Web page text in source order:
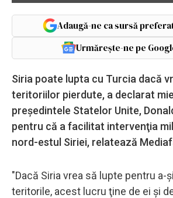
Adaugă-ne ca sursă
Urmărește-ne pe
Siria poate lupta cu Turcia dacă
teritoriilor pierdute, a declarat
preşedintele Statelor Unite,
pentru că a facilitat intervenţia
nord-estul Siriei, relatează
"Dacă Siria vrea să lupte pentru a-
teritorile, acest lucru ţine de ei şi